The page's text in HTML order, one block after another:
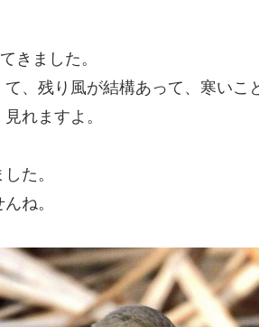
きました。
、残り風が結構あって、寒いこ
れますよ。
た。
ね。